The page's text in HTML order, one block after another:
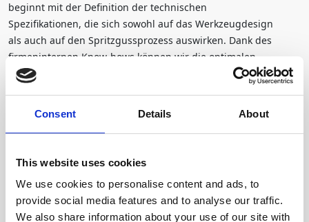
Consent Details About
This website uses cookies
We use cookies to personalise content and ads, to
provide social media features and to analyse our traffic.
We also share information about your use of our site with
beginnt mit der Definition der technischen
Spezifikationen, die sich sowohl auf das Werkzeugdesign
als auch auf den Spritzgussprozess auswirken. Dank des
firmeninternen Know-hows können wir die optimalen
Eigenschaften unter Einsatz von Polymeren, Armierungen,
JSP-HAPP´s breite Kenntnis der Rohstoffhersteller ist in
dieser Phase von entscheidender Bedeutung. Auf Wunsch